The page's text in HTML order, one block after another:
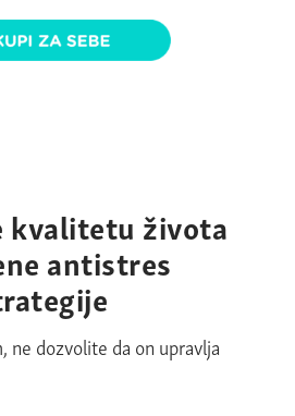
kvalitetu života
antistres
ne dozvolite da on upravlja